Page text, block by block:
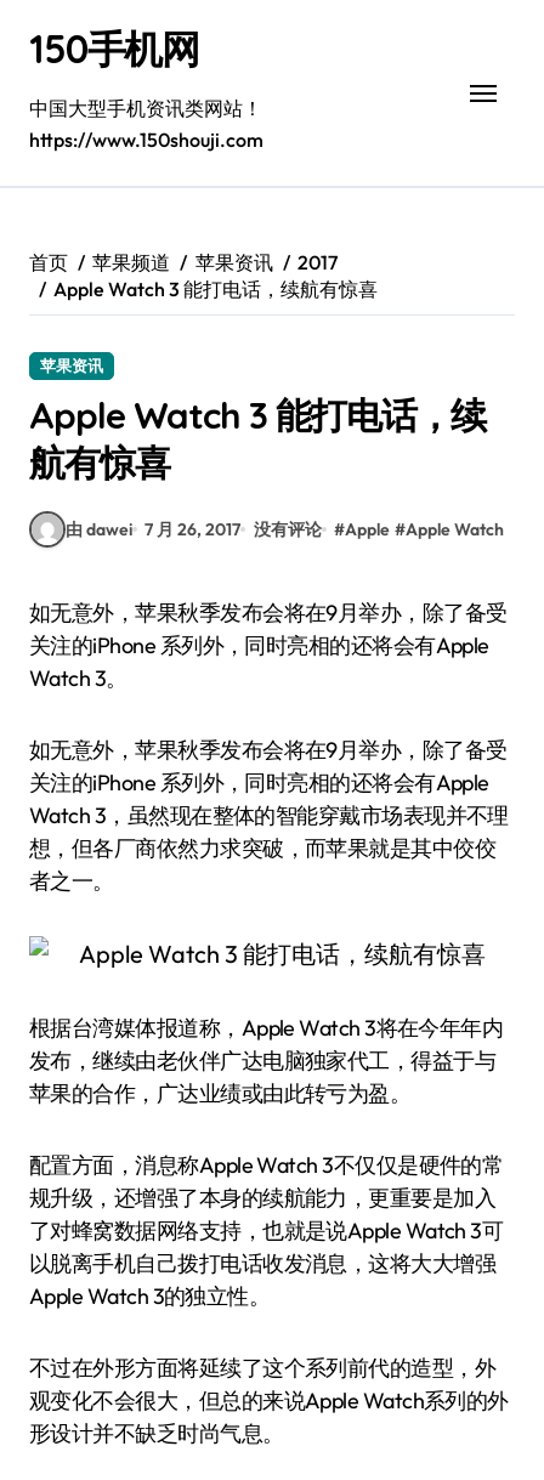
150手机网
中国大型手机资讯类网站！
https://www.150shouji.com
首页 苹果频道 苹果资讯
2017
Apple Watch 3 能打电话，续航有惊喜
苹果资讯
Apple Watch 3 能打电话，续
航有惊喜
由 dawei 7 月 26, 2017 没有评论 #Apple #Apple Watch
如无意外，苹果秋季发布会将在9月举办，除了备受
关注的iPhone 系列外，同时亮相的还将会有Apple
Watch 3。
如无意外，苹果秋季发布会将在9月举办，除了备受
关注的iPhone 系列外，同时亮相的还将会有Apple
Watch 3，虽然现在整体的智能穿戴市场表现并不理
想，但各厂商依然力求突破，而苹果就是其中佼佼
者之一。
根据台湾媒体报道称，Apple Watch 3将在今年年内
发布，继续由老伙伴广达电脑独家代工，得益于与
苹果的合作，广达业绩或由此转亏为盈。
配置方面，消息称Apple Watch 3不仅仅是硬件的常
规升级，还增强了本身的续航能力，更重要是加入
了对蜂窝数据网络支持，也就是说Apple Watch 3可
以脱离手机自己拨打电话收发消息，这将大大增强
Apple Watch 3的独立性。
不过在外形方面将延续了这个系列前代的造型，外
观变化不会很大，但总的来说Apple Watch系列的外
形设计并不缺乏时尚气息。